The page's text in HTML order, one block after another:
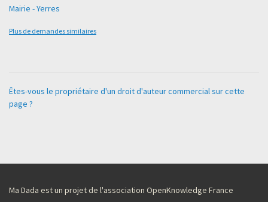
Mairie - Yerres
Plus de demandes similaires
Êtes-vous le propriétaire d'un droit d'auteur commercial sur cette
page ?
Ma Dada est un projet de l'association OpenKnowledge France